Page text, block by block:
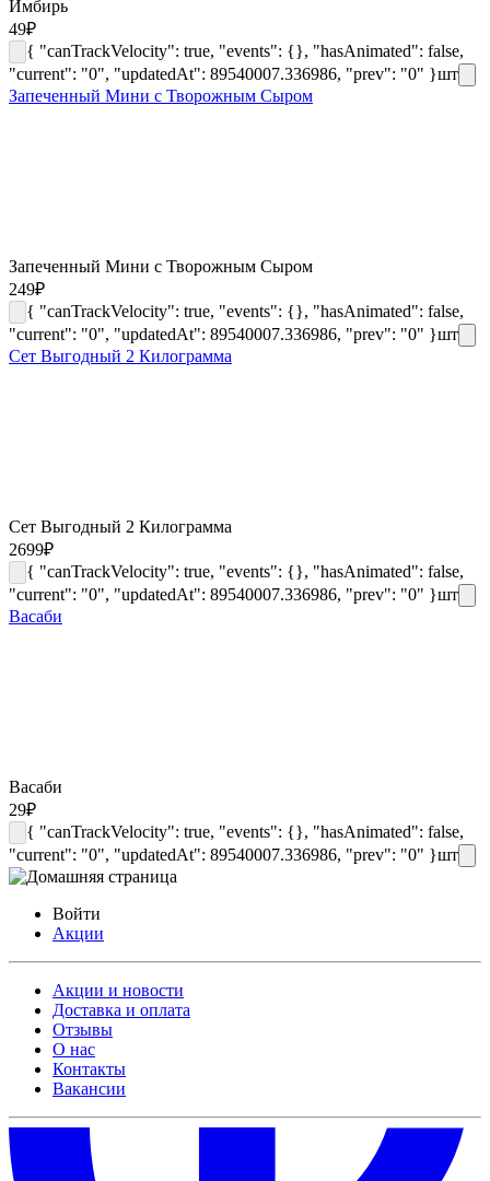
Имбирь
49₽
{ "canTrackVelocity": true, "events": {}, "hasAnimated": false,
"current": "0", "updatedAt": 89540007.336986, "prev": "0" }шт
Запеченный Мини с Творожным Сыром
Запеченный Мини с Творожным Сыром
249₽
{ "canTrackVelocity": true, "events": {}, "hasAnimated": false,
"current": "0", "updatedAt": 89540007.336986, "prev": "0" }шт
Сет Выгодный 2 Килограмма
Сет Выгодный 2 Килограмма
2699₽
{ "canTrackVelocity": true, "events": {}, "hasAnimated": false,
"current": "0", "updatedAt": 89540007.336986, "prev": "0" }шт
Васаби
Васаби
29₽
{ "canTrackVelocity": true, "events": {}, "hasAnimated": false,
"current": "0", "updatedAt": 89540007.336986, "prev": "0" }шт
Войти
Акции
Акции и новости
Доставка и оплата
Отзывы
О нас
Контакты
Вакансии